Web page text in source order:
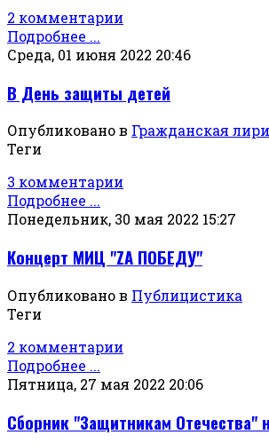
2 комментарии
Подробнее ...
Среда, 01 июня 2022 20:46
В День защиты детей
Опубликовано в Гражданская
Теги
3 комментарии
Подробнее ...
Понедельник, 30 мая 2022 15:27
Концерт МИЦ "ZА ПОБЕДУ"
Опубликовано в Публицистика
Теги
2 комментарии
Подробнее ...
Пятница, 27 мая 2022 20:06
Сборник "Защитникам Отечества"